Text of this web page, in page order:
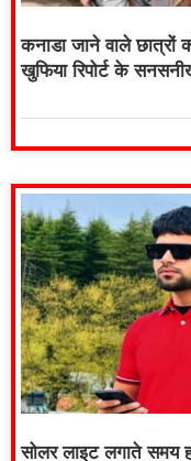
कनाडा जाने वाले छात्रों
खुफिया रिपोर्ट के
सोलर लाइट लगाते समय